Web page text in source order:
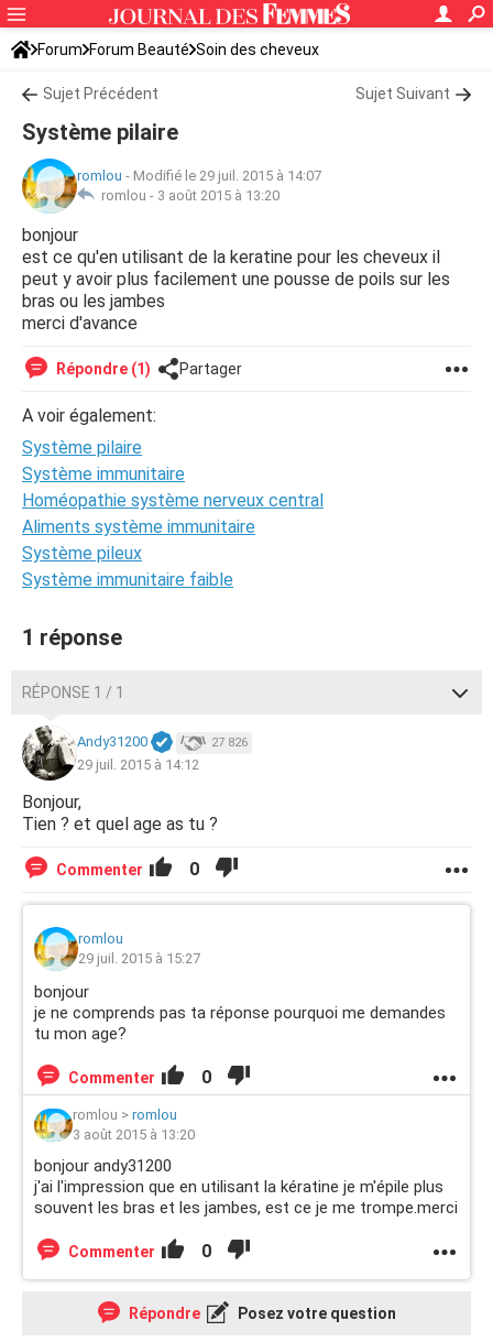
Forum Forum Beauté Soin des cheveux
Sujet Précédent Sujet Suivant
Système pilaire
romlou - Modifié le 29 juil. 2015 à 14:07
romlou - 3 août 2015 à 13:20
bonjour
est ce qu'en utilisant de la keratine pour les cheveux il
peut y avoir plus facilement une pousse de poils sur les
bras ou les jambes
merci d'avance
Répondre (1) Partager
A voir également:
Système pilaire
Système immunitaire
Homéopathie système nerveux central
Aliments système immunitaire
Système pileux
Système immunitaire faible
1 réponse
RÉPONSE 1 / 1
Andy31200 27 826
29 juil. 2015 à 14:12
Bonjour,
Tien ? et quel age as tu ?
Commenter 0
romlou
29 juil. 2015 à 15:27
bonjour
je ne comprends pas ta réponse pourquoi me demandes
tu mon age?
Commenter 0
romlou > romlou
3 août 2015 à 13:20
bonjour andy31200
j'ai l'impression que en utilisant la kératine je m'épile plus
souvent les bras et les jambes, est ce je me trompe.merci
Commenter 0
Répondre Posez votre question